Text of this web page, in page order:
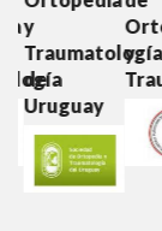
y
Traumatología
de
Uruguay
y